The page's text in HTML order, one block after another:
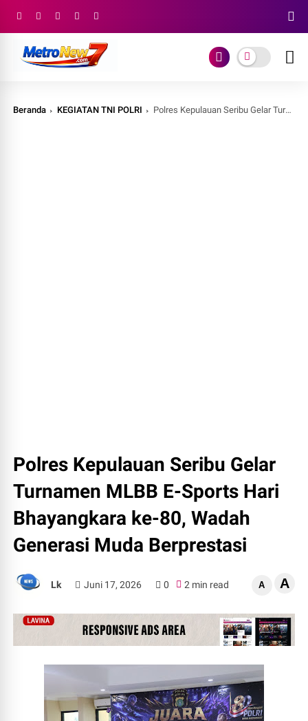
Beranda KEGIATAN TNI POLRI Polres Kepulauan Seribu Gelar Turnamen MLBB E-Sports Hari Bhayangkara ke-80, Wadah Generasi Muda Berprestasi
Polres Kepulauan Seribu Gelar
Turnamen MLBB E-Sports Hari
Bhayangkara ke-80, Wadah
Generasi Muda Berprestasi
Lk Juni 17, 2026 0 2 min read A A